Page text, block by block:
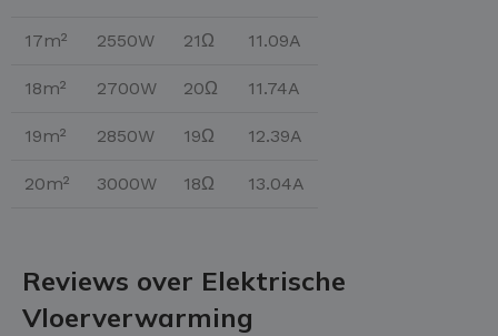
17m² 2550W 21Ω 11.09A
18m² 2700W 20Ω 11.74A
19m² 2850W 19Ω 12.39A
20m² 3000W 18Ω 13.04A
Reviews over Elektrische
Vloerverwarming